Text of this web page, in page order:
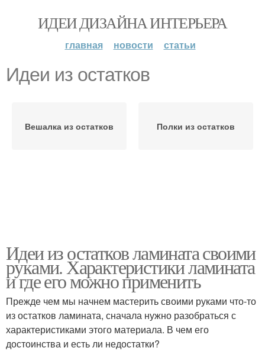
ИДЕИ ДИЗАЙНА ИНТЕРЬЕРА
главная новости статьи
Идеи из остатков
Вешалка из остатков Полки из остатков
Идеи из остатков ламината своими
руками. Характеристики ламината
и где его можно применить
Прежде чем мы начнем мастерить своими руками что-то
из остатков ламината, сначала нужно разобраться с
характеристиками этого материала. В чем его
достоинства и есть ли недостатки?